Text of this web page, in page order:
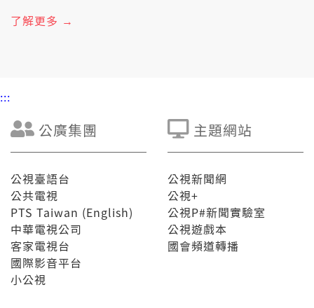
家長照顧，會繼續追縱關懷，也會調查這个女性，敢有
共嬰仔顧予好。
了解更多 →
:::
公廣集團
公視臺語台
公共電視
PTS Taiwan (English)
中華電視公司
客家電視台
國際影音平台
小公視
主題網站
公視新聞網
公視+
公視P#新聞實驗室
公視遊戲本
國會頻道轉播